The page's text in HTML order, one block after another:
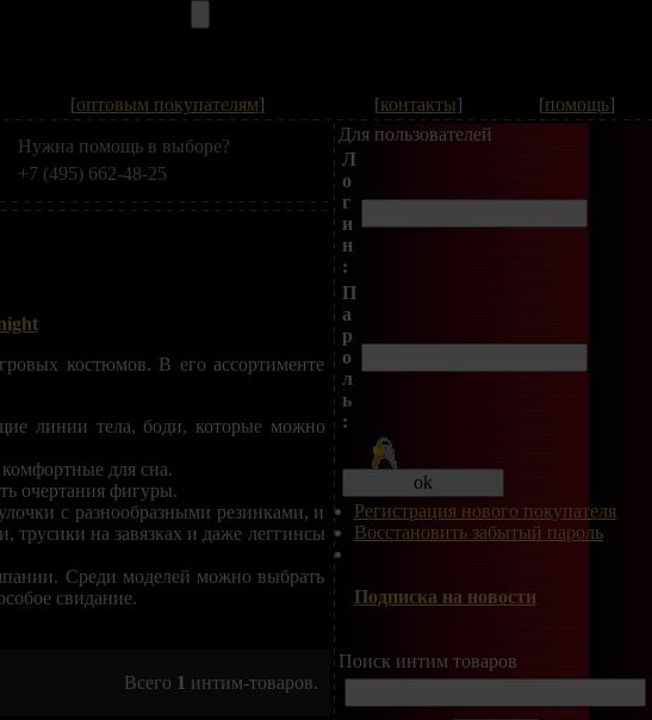
[оптовым покупателям] [контакты] [помощь]
Нужна помощь в выборе?
+7 (495) 662-48-25
костюмов. В его ассортименте
линии тела, боди, которые можно
для сна.
очертания фигуры.
с разнообразными резинками, и
трусики на завязках и даже леггинсы
Среди моделей можно выбрать
свидание.
Всего 1 интим-товаров.
Для пользователей
Л
о
г
и
н
:
П
а
р
о
л
ь
:
Регистрация нового покупателя
Восстановить забытый пароль
Подписка на новости
Поиск интим товаров